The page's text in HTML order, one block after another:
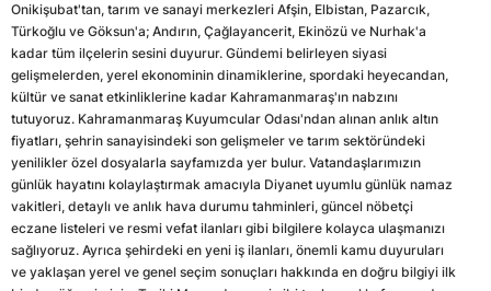
Onikişubat'tan, tarım ve sanayi merkezleri Afşin, Elbistan, Pazarcık,
Türkoğlu ve Göksun'a; Andırın, Çağlayancerit, Ekinözü ve Nurhak'a
kadar tüm ilçelerin sesini duyurur. Gündemi belirleyen siyasi
gelişmelerden, yerel ekonominin dinamiklerine, spordaki heyecandan,
kültür ve sanat etkinliklerine kadar Kahramanmaraş'ın nabzını
tutuyoruz. Kahramanmaraş Kuyumcular Odası'ndan alınan anlık altın
fiyatları, şehrin sanayisindeki son gelişmeler ve tarım sektöründeki
yenilikler özel dosyalarla sayfamızda yer bulur. Vatandaşlarımızın
günlük hayatını kolaylaştırmak amacıyla Diyanet uyumlu günlük namaz
vakitleri, detaylı ve anlık hava durumu tahminleri, güncel nöbetçi
eczane listeleri ve resmi vefat ilanları gibi bilgilere kolayca ulaşmanızı
sağlıyoruz. Ayrıca şehirdeki en yeni iş ilanları, önemli kamu duyuruları
ve yaklaşan yerel ve genel seçim sonuçları hakkında en doğru bilgiyi ilk